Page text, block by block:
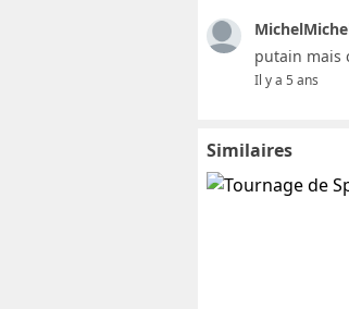
putain mais
Il y a 5 ans
Similaires